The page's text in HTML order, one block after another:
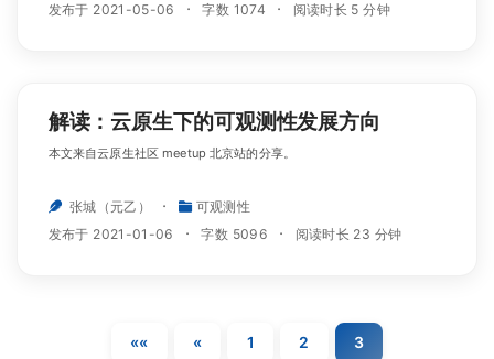
发布于 2021-05-06
字数 1074 阅读时长 5 分钟
解读：云原生下的可观测性发展方向
本文来自云原生社区 meetup 北京站的分享。
张城（元乙）
可观测性
发布于 2021-01-06
字数 5096 阅读时长 23 分钟
«« « 1 2 3